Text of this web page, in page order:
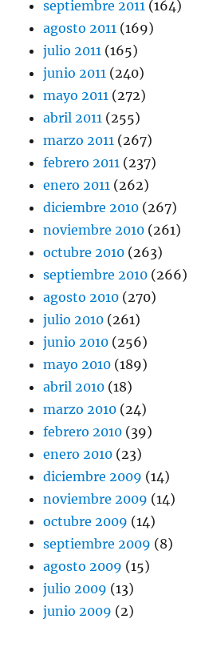
septiembre 2011 (164)
agosto 2011 (169)
julio 2011 (165)
junio 2011 (240)
mayo 2011 (272)
abril 2011 (255)
marzo 2011 (267)
febrero 2011 (237)
enero 2011 (262)
diciembre 2010 (267)
noviembre 2010 (261)
octubre 2010 (263)
septiembre 2010 (266)
agosto 2010 (270)
julio 2010 (261)
junio 2010 (256)
mayo 2010 (189)
abril 2010 (18)
marzo 2010 (24)
febrero 2010 (39)
enero 2010 (23)
diciembre 2009 (14)
noviembre 2009 (14)
octubre 2009 (14)
septiembre 2009 (8)
agosto 2009 (15)
julio 2009 (13)
junio 2009 (2)